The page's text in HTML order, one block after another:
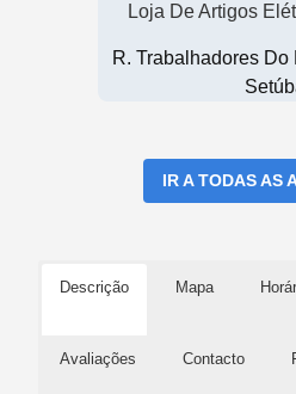
Loja De Artigos
R. Trabalhadores Do
IR A TODAS AS
Descrição Mapa
Avaliações Contacto